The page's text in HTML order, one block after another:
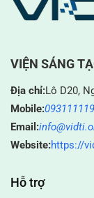
VIỆN SÁNG
Địa chỉ:Lô D20,
Mobile:
Email:
Website:https://
Hỗ trợ